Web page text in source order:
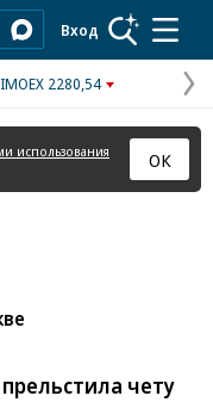
Вход
IMOEX 2280,54
использования
ОК
чету